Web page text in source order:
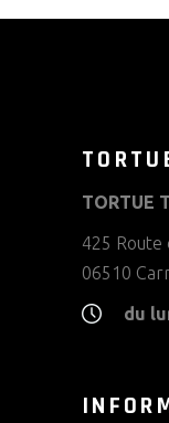
TORTUE
425 Route
06510
du